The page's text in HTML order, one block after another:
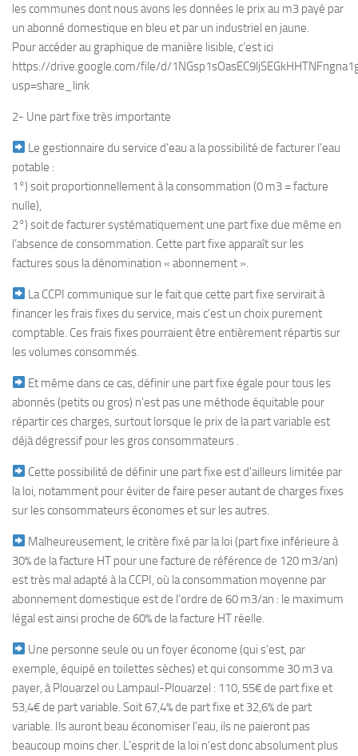
les communes dont nous avons les données le prix au m3 payé par
un abonné domestique en bleu et par un industriel en jaune.
Pour accéder au graphique de manière lisible, c’est ici
https://drive.google.com/file/d/
usp=share_link
2- Une part fixe très importante
Le gestionnaire du service d’eau a la possibilité de facturer l’eau
potable :
1°) soit proportionnellement à la consommation (0 m3 = facture
nulle),
2°) soit de facturer systématiquement une part fixe due même en
l’absence de consommation. Cette part fixe apparaît sur les
factures sous la dénomination « abonnement ».
La CCPI communique sur le fait que cette part fixe servirait à
financer les frais fixes du service, mais c’est un choix purement
comptable. Ces frais fixes pourraient être entièrement répartis sur
les volumes consommés.
Et même dans ce cas, définir une part fixe égale pour tous les
abonnés (petits ou gros) n’est pas une méthode équitable pour
répartir ces charges, surtout lorsque le prix de la part variable est
déjà dégressif pour les gros consommateurs .
Cette possibilité de définir une part fixe est d’ailleurs limitée par
la loi, notamment pour éviter de faire peser autant de charges fixes
sur les consommateurs économes et sur les autres.
Malheureusement, le critère fixé par la loi (part fixe inférieure à
30% de la facture HT pour une facture de référence de 120 m3/an)
est très mal adapté à la CCPI, où la consommation moyenne par
abonnement domestique est de l’ordre de 60 m3/an : le maximum
légal est ainsi proche de 60% de la facture HT réelle.
Une personne seule ou un foyer économe (qui s’est, par
exemple, équipé en toilettes sèches) et qui consomme 30 m3 va
payer, à Plouarzel ou Lampaul-Plouarzel : 110, 55€ de part fixe et
53,4€ de part variable. Soit 67,4% de part fixe et 32,6% de part
variable. Ils auront beau économiser l’eau, ils ne paieront pas
beaucoup moins cher. L’esprit de la loi n’est donc absolument plus